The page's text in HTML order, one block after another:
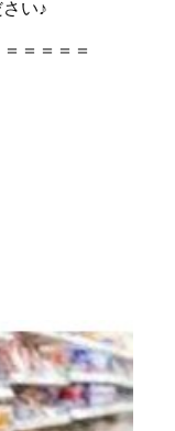
い♪
＝＝＝＝